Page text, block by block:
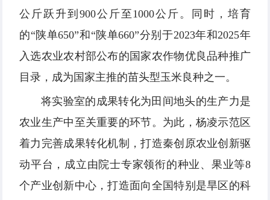
公斤跃升到900公斤至1000公斤。同时，培育
的“陕单650”和“陕单660”分别于2023年和2025年
入选农业农村部公布的国家农作物优良品种推广
目录，成为国家主推的苗头型玉米良种之一。
将实验室的成果转化为田间地头的生产力是
农业生产中至关重要的环节。为此，杨凌示范区
着力完善成果转化机制，打造秦创原农业创新驱
动平台，成立由院士专家领衔的种业、果业等8
个产业创新中心，打造面向全国特别是旱区的科